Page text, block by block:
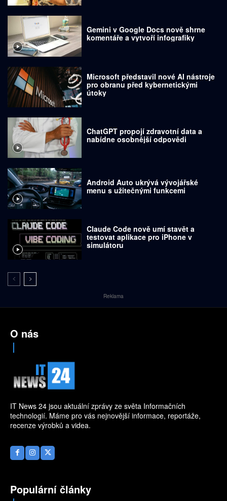
Gemini v Google Docs nově shrne
komentáře a vytvoří infografiky
Microsoft představil nové AI nástroje
pro obranu před kybernetickými
útoky
ChatGPT propojí zdravotní data a
nabídne osobnější odpovědi
Android Auto ukrývá vývojářské
menu s užitečnými funkcemi
Claude Code nově umí stavět a
testovat aplikace pro iPhone v
simulátoru
Reklama
O nás
IT News 24 jsou aktuální zprávy ze světa Informačních
technologií. Máme pro vás nejnovější informace, reportáže,
recenze výrobků a videa.
Populární články